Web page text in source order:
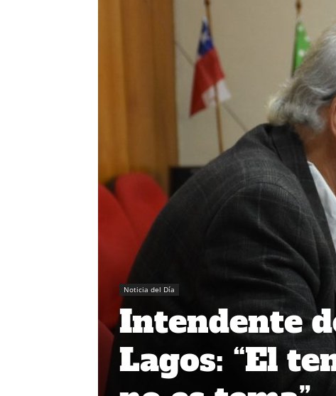
Noticia del Día
Intendente
Lagos: “El